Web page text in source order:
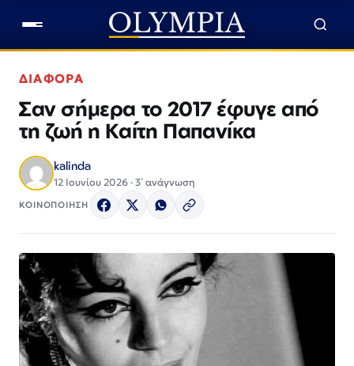
ΔΙΑΦΟΡΑ
Σαν σήμερα το 2017 έφυγε από
τη ζωή η Καίτη Παπανίκα
kalinda
12 Ιουνίου 2026 · 3΄ ανάγνωση
ΚΟΙΝΟΠΟΙΗΣΗ